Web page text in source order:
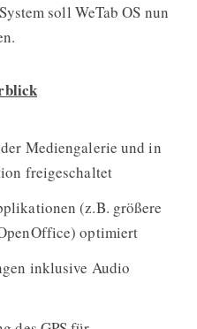
soll WeTab OS nun
Mediengalerie und in
freigeschaltet
(z.B. größere
optimiert
inklusive Audio